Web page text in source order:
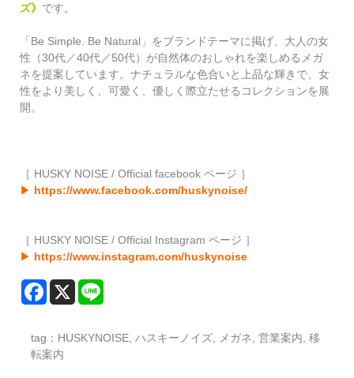
ズ》 です。
「Be Simple. Be Natural」をブランドテーマに掲げ、大人の女
性（30代／40代／50代）が自然体のおしゃれを楽しめるメガ
ネを提案しています。ナチュラルな色合いと上品な輝きで、女
性をより美しく、可愛く、優しく際立たせるコレクションを展
開。
［ HUSKY NOISE / Official facebook ページ ］
▶ https://www.facebook.com/huskynoise/
［ HUSKY NOISE / Official Instagram ページ ］
▶ https://www.instagram.com/huskynoise
tag： HUSKYNOISE ,ハスキーノイズ メガネ ,営業案内 ,移
転案内